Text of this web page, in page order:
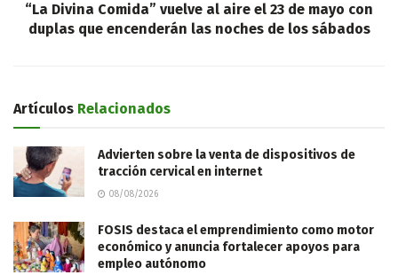
“La Divina Comida” vuelve al aire el 23 de mayo con
duplas que encenderán las noches de los sábados
Artículos Relacionados
Advierten sobre la venta de dispositivos de
tracción cervical en internet
08/08/2026
FOSIS destaca el emprendimiento como motor
económico y anuncia fortalecer apoyos para
empleo autónomo